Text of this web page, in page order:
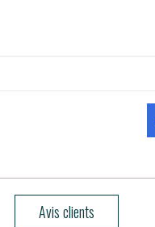
Avis clients